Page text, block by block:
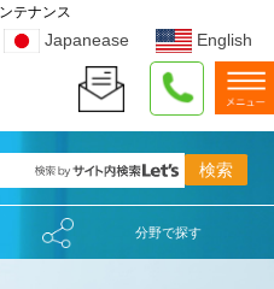
テナンス
Japanease English
分野で探す